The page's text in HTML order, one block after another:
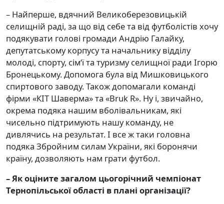
– Найперше, вдячний Великоберезовицькій
селищній раді, за що від себе та від футболістів хочу
подякувати голові громади Андрію Галайку,
депутатському корпусу та начальнику відділу
молоді, спорту, сім‘ї та туризму селищної ради Ігорю
Бронецькому. Допомога була від Мишковицького
спиртового заводу. Також допомагали команді
фірми «КІТ Шаверма» та «Bruk R». Ну і, звичайно,
окрема подяка нашим вболівальникам, які
чисельно підтримують нашу команду, не
дивлячись на результат. І все ж таки головна
подяка Збройним силам України, які боронячи
країну, дозволяють нам грати футбол.
– Як оціните загалом цьогорічний чемпіонат
Тернопільської області в плані організації?